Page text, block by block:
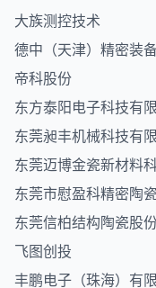
大族测控技术
德中（天津）精密装
帝科股份
东方泰阳电子科技有
东莞昶丰机械科技有
东莞迈博金瓷新材料
东莞市慰盈科精密陶
东莞信柏结构陶瓷股
飞图创投
丰鹏电子（珠海）有